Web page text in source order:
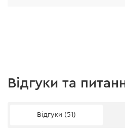
Ступінь захисту від впливу
Відгуки та
Відгуки (51)